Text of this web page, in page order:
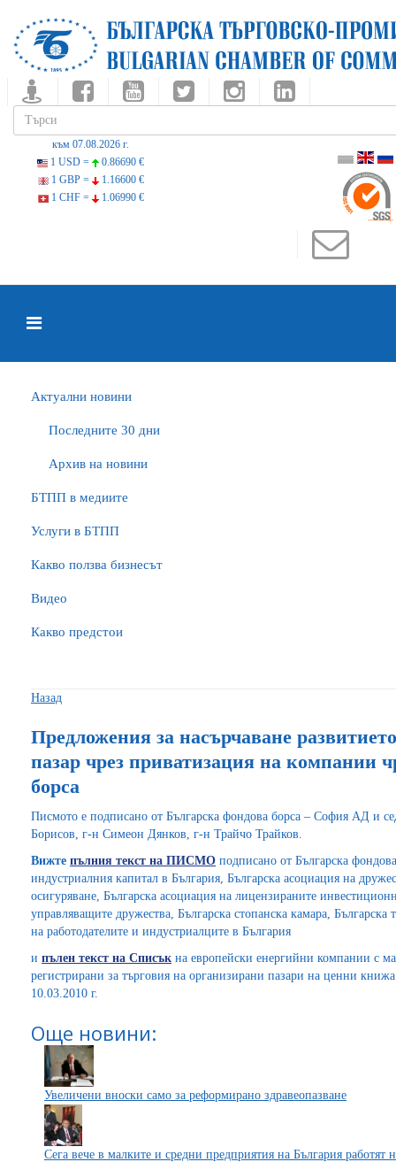
към 07.08.2026 г.
1 USD =
0.86690 €
1 GBP =
1.16600 €
1 CHF =
1.06990 €
Актуални новини
Последните 30 дни
Архив на новини
БTПП в медиите
Услуги в БТПП
Какво ползва бизнесът
Видео
Какво предстои
Назад
Предложения за насърчаване
пазар чрез приватизация на компании
борса
Писмото е подписано от Българска фондова борса – София АД и
Борисов, г-н Симеон Дянков, г-н Трайчо Трайков.
Вижте пълния текст на ПИСМО подписано от Българска
индустриалния капитал в България, Българска асоциация на
осигуряване, Българска асоциация на лицензираните
управляващите дружества, Българска стопанска камара,
на работодателите и индустриалците в България
и пълен текст на Списък на европейски енергийни компании с
регистрирани за търговия на организирани пазари на ценни
10.03.2010 г.
Още новини:
Увеличени вноски само за реформирано здравеопазване
Сега вече в малките и средни предприятия на България